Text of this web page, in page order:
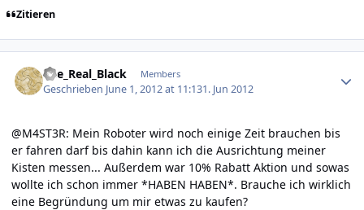
Zitieren
The_Real_Black Members
Geschrieben June 1, 2012 at 11:131. Jun 2012
@M4ST3R: Mein Roboter wird noch einige Zeit brauchen bis
er fahren darf bis dahin kann ich die Ausrichtung meiner
Kisten messen... Außerdem war 10% Rabatt Aktion und sowas
wollte ich schon immer *HABEN HABEN*. Brauche ich wirklich
eine Begründung um mir etwas zu kaufen?